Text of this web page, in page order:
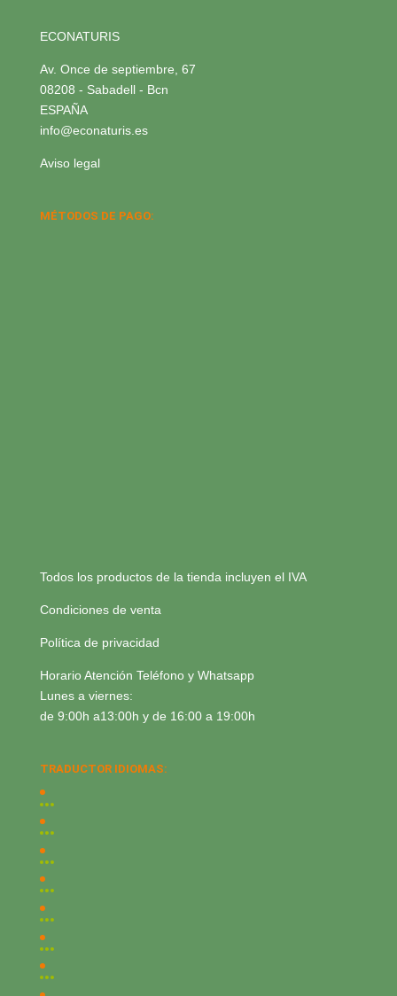
ECONATURIS
Av. Once de septiembre, 67
08208 - Sabadell - Bcn
ESPAÑA
info@econaturis.es
Aviso legal
MÉTODOS DE PAGO:
Todos los productos de la tienda incluyen el IVA
Condiciones de venta
Política de privacidad
Horario Atención Teléfono y Whatsapp
Lunes a viernes:
de 9:00h a13:00h y de 16:00 a 19:00h
TRADUCTOR IDIOMAS: